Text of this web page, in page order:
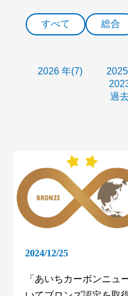
すべて 総合
2026 年(7)
過
2024/12/25
「あいちカーボンニュ